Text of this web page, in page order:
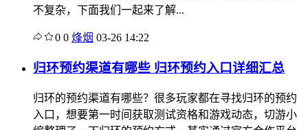
不复杂，下面我们一起来了解...
0 0 烽烟 03-26 14:22
归环预约渠道有哪些 归环预约入口详细汇总
归环的预约渠道有哪些？很多玩家都在寻找归环的预约
入口，想要第一时间获取测试资格和游戏动态，切游小